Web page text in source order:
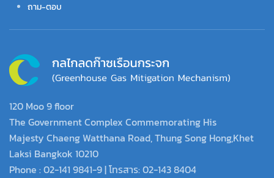
ถาม-ตอบ
120 Moo 9 floor
The Government Complex Commemorating His
Majesty Chaeng Watthana Road, Thung Song Hong,Khet
Laksi Bangkok 10210
Phone : 02-141 9841-9 | โทรสาร: 02-143 8404